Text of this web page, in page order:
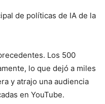
de políticas de IA de la
Los 500
lo que dejó a miles
y atrajo una audiencia
en YouTube.